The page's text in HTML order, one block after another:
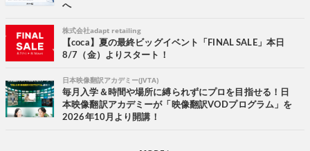
へ
株式会社adapt retailing
【coca】夏の最終ビッグイベント「FINAL SALE」本日
8/7（金）よりスタート！
日本映像翻訳アカデミー(JVTA)
毎月入学＆時間や場所に縛られずにプロを目指せる！日
本映像翻訳アカデミーが「映像翻訳VODプログラム」を
2026年10月より開講！